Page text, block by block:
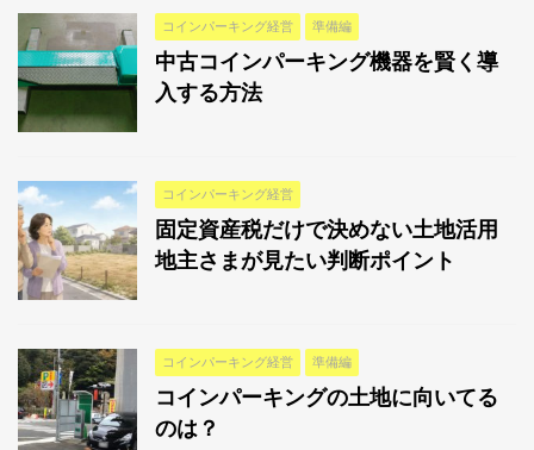
コインパーキング経営 準備編
中古コインパーキング機器を賢く導
入する方法
コインパーキング経営
固定資産税だけで決めない土地活用
地主さまが見たい判断ポイント
コインパーキング経営 準備編
コインパーキングの土地に向いてる
のは？